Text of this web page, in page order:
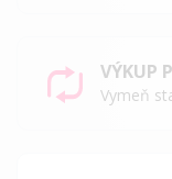
VÝKUP
Vymeň